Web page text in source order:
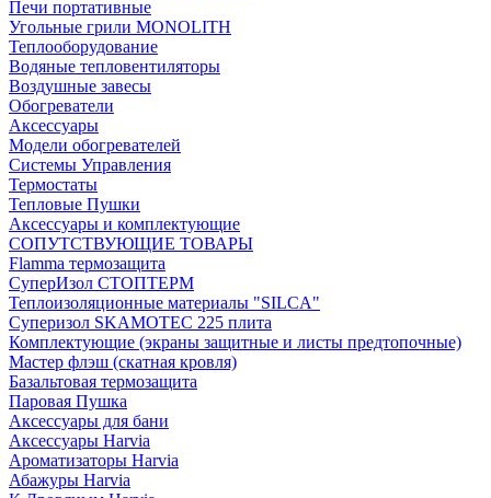
Печи портативные
Угольные грили MONOLITH
Теплооборудование
Водяные тепловентиляторы
Воздушные завесы
Обогреватели
Аксессуары
Модели обогревателей
Системы Управления
Термостаты
Тепловые Пушки
Аксессуары и комплектующие
СОПУТСТВУЮЩИЕ ТОВАРЫ
Flamma термозащита
СуперИзол СТОПТЕРМ
Теплоизоляционные материалы "SILCA"
Суперизол SKAMOTEC 225 плита
Комплектующие (экраны защитные и листы предтопочные)
Мастер флэш (скатная кровля)
Базальтовая термозащита
Паровая Пушка
Аксессуары для бани
Аксессуары Harvia
Ароматизаторы Harvia
Абажуры Harvia